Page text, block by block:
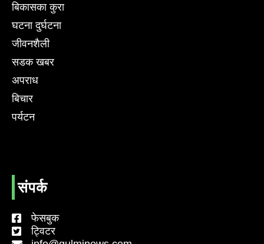
बिकासका कुरा
घटना दुर्घटना
जीवनशैली
सडक खबर
अपराध
बिचार
पर्यटन
संपर्क
फेसबुक
ट्विटर